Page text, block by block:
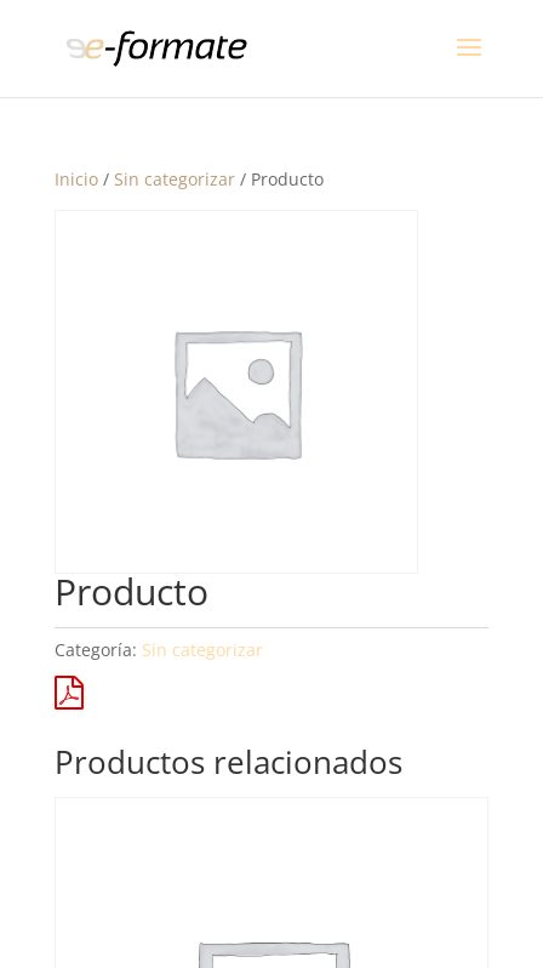
Inicio/ Sin categorizar/ Producto
Producto
Categoría: Sin categorizar
Productos relacionados